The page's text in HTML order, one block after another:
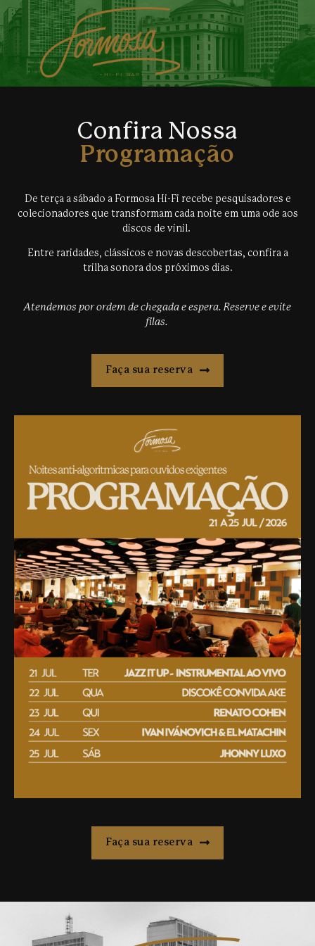
Confira Nossa
Programação
De terça a sábado a Formosa Hi-Fi recebe pesquisadores e
colecionadores que transformam cada noite em uma ode aos
discos de vinil.
Entre raridades, clássicos e novas descobertas, confira a
trilha sonora dos próximos dias.
Atendemos por ordem de chegada e espera. Reserve e evite
filas.
Faça sua reserva
Faça sua reserva